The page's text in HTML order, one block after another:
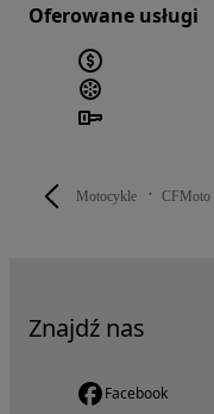
Motocykle CFMoto
Oferowane usługi
Znajdź nas
Facebook